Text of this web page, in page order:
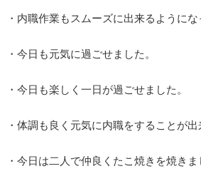
・内職作業もスムーズに出来るようにな
・今日も元気に過ごせました。
・今日も楽しく一日が過ごせました。
・体調も良く元気に内職をすることが出
・今日は二人で仲良くたこ焼きを焼きま